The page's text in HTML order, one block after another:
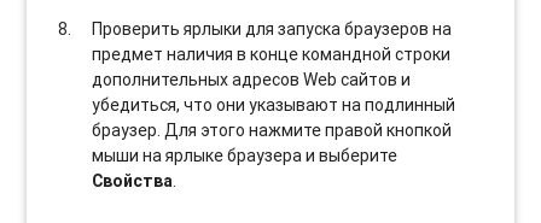
Проверить ярлыки для запуска браузеров на
предмет наличия в конце командной строки
дополнительных адресов Web сайтов и
убедиться, что они указывают на подлинный
браузер. Для этого нажмите правой кнопкой
мыши на ярлыке браузера и выберите
Свойства.